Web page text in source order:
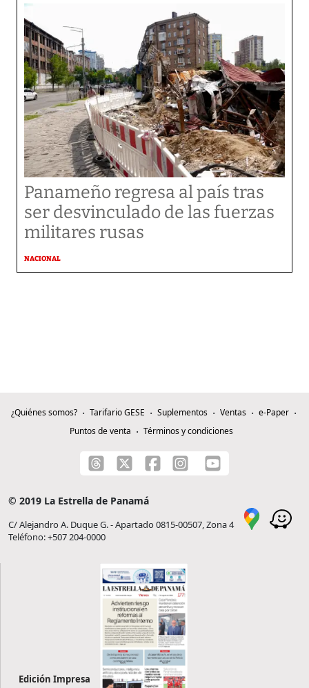
Panameño regresa al país tras
ser desvinculado de las fuerzas
militares rusas
NACIONAL
¿Quiénes somos? Tarifario GESE Suplementos Ventas
e-Paper
Puntos de venta
Términos y condiciones
© 2019 La Estrella de Panamá
C/ Alejandro A. Duque G. - Apartado 0815-00507, Zona 4
Teléfono: +507 204-0000
Edición Impresa